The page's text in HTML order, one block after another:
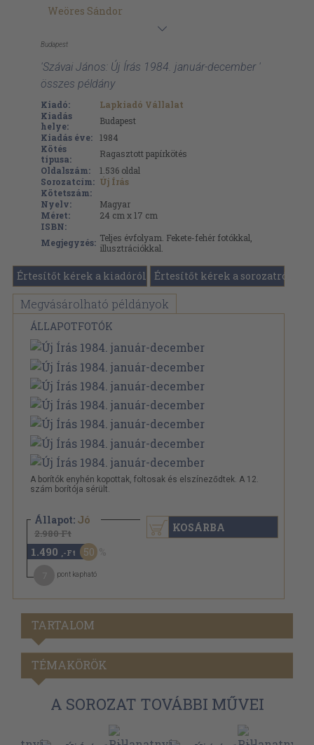
Weöres Sándor
Budapest
'Szávai János: Új Írás 1984. január-december '
összes példány
Kiadó:
Lapkiadó Vállalat
Kiadás
helye:
Budapest
Kiadás éve:
1984
Kötés
típusa:
Ragasztott papírkötés
Oldalszám:
1.536 oldal
Sorozatcím: Új Írás
Kötetszám:
Nyelv:
Magyar
Méret:
24 cm x 17 cm
ISBN:
Megjegyzés: Teljes évfolyam. Fekete-fehér fotókkal,
illusztrációkkal.
Értesítőt kérek a kiadóról Értesítőt kérek a sorozatról
Megvásárolható példányok
ÁLLAPOTFOTÓK
A borítók enyhén kopottak, foltosak és elszíneződtek. A 12.
szám borítója sérült.
Állapot: Jó
2.980 Ft
1.490 ,-Ft 50
pont kapható
KOSÁRBA
TARTALOM
TÉMAKÖRÖK
A SOROZAT TOVÁBBI MŰVEI